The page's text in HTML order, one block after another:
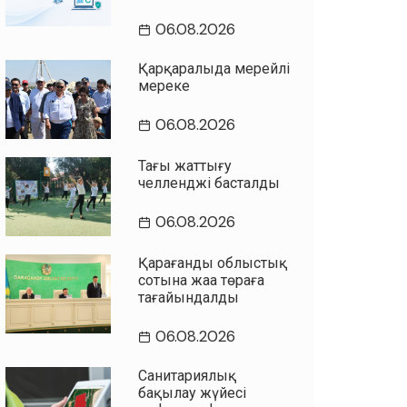
06.08.2026
Қарқаралыда мерейлі
мереке
06.08.2026
Таңғы жаттығу
челленджі басталды
06.08.2026
Қарағанды облыстық
сотына жаңа төраға
тағайындалды
06.08.2026
Санитариялық
бақылау жүйесі